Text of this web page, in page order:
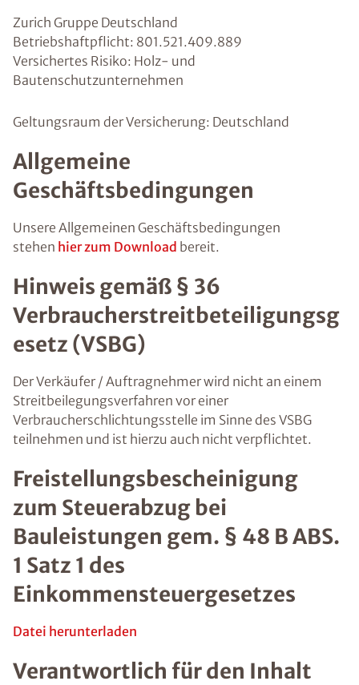
Zurich Gruppe Deutschland
Betriebshaftpflicht: 801.521.409.889
Versichertes Risiko: Holz- und
Bautenschutzunternehmen
Geltungsraum der Versicherung: Deutschland
Allgemeine
Geschäftsbedingungen
Unsere Allgemeinen Geschäftsbedingungen
stehen hier zum Download bereit.
Hinweis gemäß § 36
Verbraucherstreitbeteiligungsg
esetz (VSBG)
Der Verkäufer / Auftragnehmer wird nicht an einem
Streitbeilegungsverfahren vor einer
Verbraucherschlichtungsstelle im Sinne des VSBG
teilnehmen und ist hierzu auch nicht verpflichtet.
Freistellungsbescheinigung
zum Steuerabzug bei
Bauleistungen gem. § 48 B ABS.
1 Satz 1 des
Einkommensteuergesetzes
Datei herunterladen
Verantwortlich für den Inhalt